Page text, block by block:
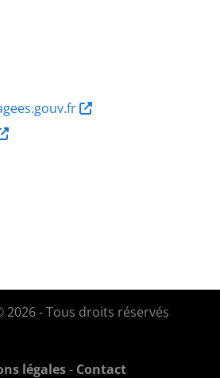
- Tous droits réservés
légales- Contact